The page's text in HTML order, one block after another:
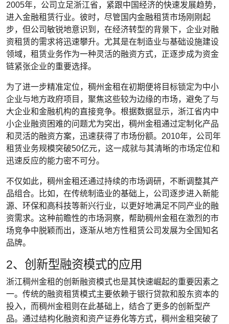
2005年，公司立足浙江省，紧跟中国经济的快速发展趋势，
进入金融租赁行业。彼时，尽管国内金融租赁市场刚刚起
步，但公司敏锐地意识到，在经济转型的背景下，企业对融
资租赁的需求将迅速攀升。尤其是在制造业与基础设施建设
领域，租赁业务作为一种灵活的融资方式，正逐步成为资金
链紧张企业的重要选择。
为了进一步精准定位，稠州金租在初期便将目标锁定为中小
企业与地方政府项目，聚焦这些较为边缘的市场，避免了与
大企业和金融机构的直接竞争。根据数据显示，浙江省内中
小企业融资困难的问题尤为突出，稠州金租通过定制化产品
和灵活的融资方案，迅速获得了市场份额。2010年，公司年
租赁业务规模突破50亿元，这一成就与其清晰的市场定位和
迅速反应的能力密不可分。
不仅如此，稠州金租还通过持续的市场调研，不断调整其产
品组合。比如，在传统制造业的基础上，公司逐步进入新能
源、环保和高科技等新兴行业，以更好地满足不同产业的融
资需求。这种前瞻性的市场洞察，帮助稠州金租在激烈的市
场竞争中脱颖而出，逐渐从地方性租赁公司发展为全国知名
品牌。
2、创新型融资模式的应用
浙江稠州金租的创新融资模式也是其快速崛起的重要因素之
一。传统的融资租赁模式主要依赖于银行贷款和股东资本的
投入，而稠州金租则在此基础上，结合了更多的创新型产
品。通过结构化融资和资产证券化等方式，稠州金租突破了